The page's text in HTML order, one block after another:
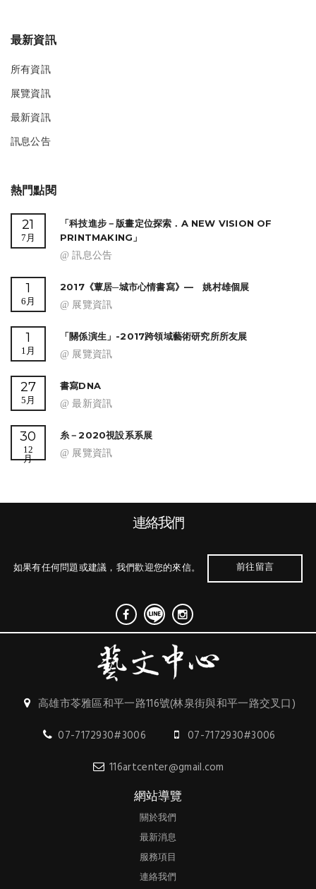
最新資訊
所有資訊
展覽資訊
最新資訊
訊息公告
熱門點閱
21
7月
「科技進步－版畫定位探索．A NEW VISION OF
PRINTMAKING」
@ 訊息公告
1
6月
2017《蕈居─城市心情書寫》— 姚村雄個展
@ 展覽資訊
1
1月
「關係演生」-2017跨領域藝術研究所所友展
@ 展覽資訊
27
5月
書寫DNA
@ 最新資訊
30
12
月
糸－2020視設系系展
@ 展覽資訊
連絡我們
如果有任何問題或建議，我們歡迎您的來信。 前往留言
高雄市苓雅區和平一路116號(林泉街與和平一路交叉口)
07-7172930#3006
07-7172930#3006
116artcenter@gmail.com
網站導覽
關於我們
最新消息
服務項目
連絡我們